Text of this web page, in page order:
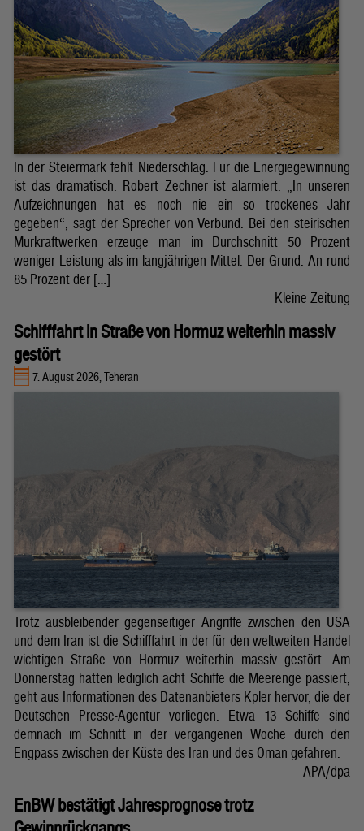
In der Steiermark fehlt Niederschlag. Für die Energiegewinnung
ist das dramatisch. Robert Zechner ist alarmiert. „In unseren
Aufzeichnungen hat es noch nie ein so trockenes Jahr
gegeben“, sagt der Sprecher von Verbund. Bei den steirischen
Murkraftwerken erzeuge man im Durchschnitt 50 Prozent
weniger Leistung als im langjährigen Mittel. Der Grund: An rund
85 Prozent der […]
Kleine Zeitung
Schifffahrt in Straße von Hormuz weiterhin massiv
gestört
7. August 2026, Teheran
Trotz ausbleibender gegenseitiger Angriffe zwischen den USA
und dem Iran ist die Schifffahrt in der für den weltweiten Handel
wichtigen Straße von Hormuz weiterhin massiv gestört. Am
Donnerstag hätten lediglich acht Schiffe die Meerenge passiert,
geht aus Informationen des Datenanbieters Kpler hervor, die der
Deutschen Presse-Agentur vorliegen. Etwa 13 Schiffe sind
demnach im Schnitt in der vergangenen Woche durch den
Engpass zwischen der Küste des Iran und des Oman gefahren.
APA/dpa
EnBW bestätigt Jahresprognose trotz